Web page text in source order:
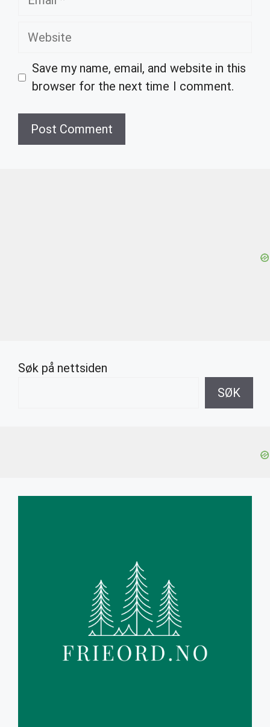
Website
Save my name, email, and website in this
browser for the next time I comment.
Søk på nettsiden
SØK